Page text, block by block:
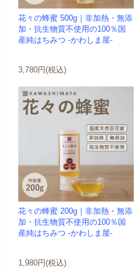
花々の蜂蜜 500g｜非加熱・無添
加・抗生物質不使用の100％国
産純はちみつ -かわしま屋-
3,780円(税込)
花々の蜂蜜 200g｜非加熱・無添
加・抗生物質不使用の100％国
産純はちみつ -かわしま屋-
1,980円(税込)